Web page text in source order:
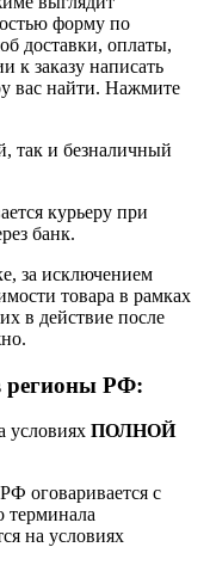
форму по
доставки, оплаты,
к заказу написать
вас найти. Нажмите
так и безналичный
курьеру при
банк.
за исключением
товара в рамках
в действие после
регионы РФ:
условиях ПОЛНОЙ
оговаривается с
терминала
на условиях